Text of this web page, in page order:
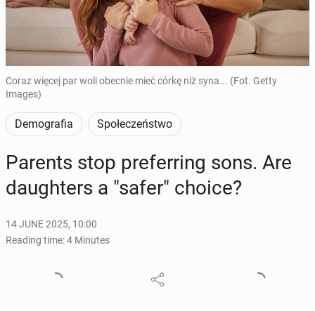
Coraz więcej par woli obecnie mieć córkę niż syna... (Fot. Getty
Images)
Demografia Społeczeństwo
Parents stop pre­fer­ring sons. Are
daugh­ters a "safer" choice?
14 JUNE 2025, 10:00
Reading time: 4 Minutes